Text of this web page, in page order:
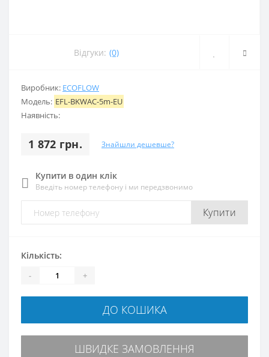
Відгуки: (0)
Виробник: ECOFLOW
Модель: EFL-BKWAC-5m-EU
Наявність:
1 872 грн. Знайшли дешевше?
Купити в один клік
Введіть номер телефону і ми передзвонимо
Купити
Кількість:
- +
ДО КОШИКА
ШВИДКЕ ЗАМОВЛЕННЯ